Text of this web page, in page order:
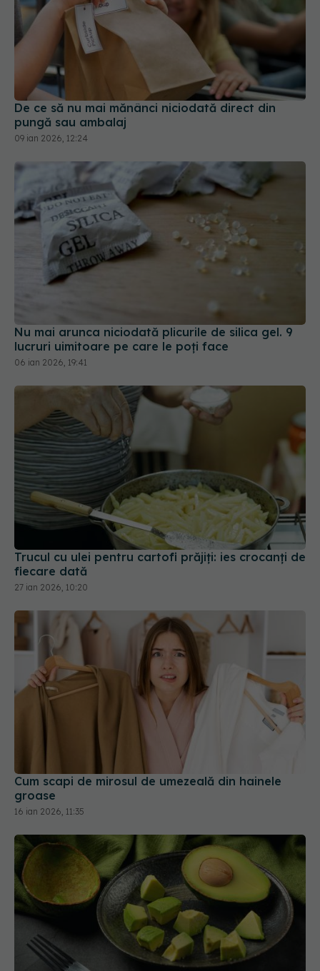
De ce să nu mai mănânci niciodată direct din
pungă sau ambalaj
09 ian 2026, 12:24
Nu mai arunca niciodată plicurile de silica gel. 9
lucruri uimitoare pe care le poți face
06 ian 2026, 19:41
Trucul cu ulei pentru cartofi prăjiți: ies crocanți de
fiecare dată
27 ian 2026, 10:20
Cum scapi de mirosul de umezeală din hainele
groase
16 ian 2026, 11:35